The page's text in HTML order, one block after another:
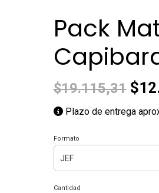
Pack
$19.115,31
Plazo de entrega
Formato
Cantidad